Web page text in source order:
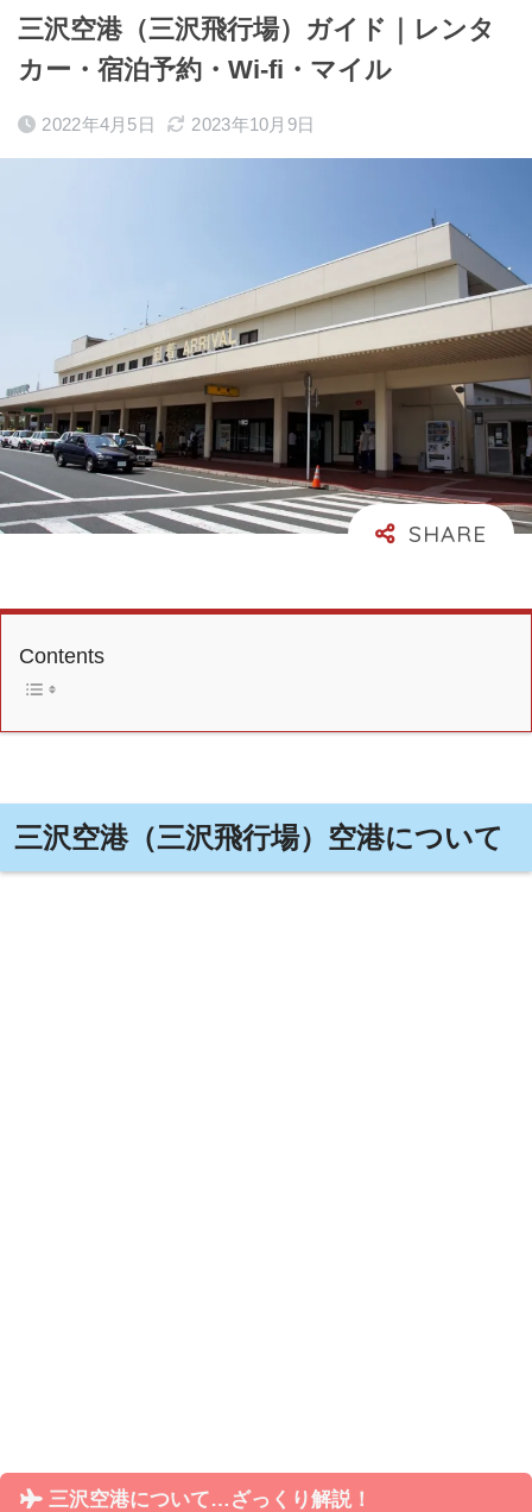
三沢空港（三沢飛行場）ガイド｜レンタ
カー・宿泊予約・Wi-fi・マイル
2022年4月5日 2023年10月9日
Contents
三沢空港（三沢飛行場）空港について
三沢空港について…ざっくり解説！